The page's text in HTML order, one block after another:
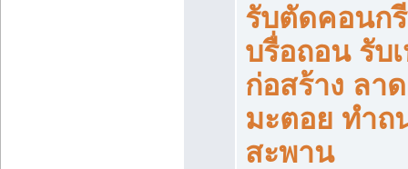
รับตัดคอนก
บรื่อถอน รับ
ก่อสร้าง ลา
มะตอย ทำถ
สะพาน